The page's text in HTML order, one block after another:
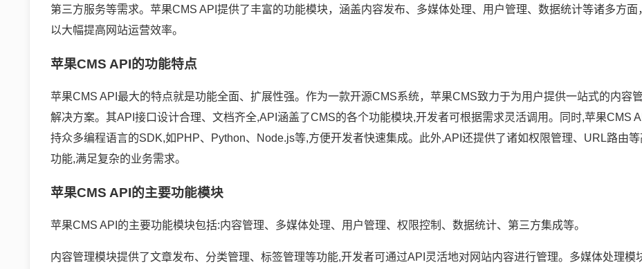
第三方服务等需求。苹果CMS API提供了丰富的功能模块，涵盖内容发布、多媒体处理、用户管理、数据统计等诸多方面
以大幅提高网站运营效率。
苹果CMS API的功能特点
苹果CMS API最大的特点就是功能全面、扩展性强。作为一款开源CMS系统，苹果CMS致力于为用户提供一站式的内容
解决方案。其API接口设计合理、文档齐全,API涵盖了CMS的各个功能模块,开发者可根据需求灵活调用。同时,苹果CMS
持众多编程语言的SDK,如PHP、Python、Node.js等,方便开发者快速集成。此外,API还提供了诸如权限管理、URL路由等
功能,满足复杂的业务需求。
苹果CMS API的主要功能模块
苹果CMS API的主要功能模块包括:内容管理、多媒体处理、用户管理、权限控制、数据统计、第三方集成等。
内容管理模块提供了文章发布、分类管理、标签管理等功能,开发者可通过API灵活地对网站内容进行管理。多媒体处理模